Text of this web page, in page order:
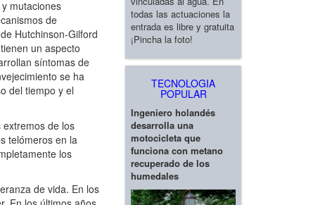
mutaciones
de
Hutchinson-Gilford
un aspecto
síntomas de
se ha
del tiempo y el
de los
telómeros en la
los
de vida. En los
todas las actuaciones la
entrada es libre y gratuita
¡Pincha la foto!
TECNOLOGIA
POPULAR
Ingeniero holandés
desarrolla una
motocicleta que
funciona con metano
recuperado de los
humedales